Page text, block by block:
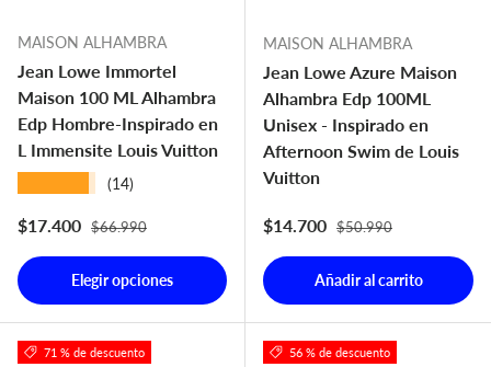
MAISON ALHAMBRA
Jean Lowe Immortel
Maison 100 ML Alhambra
Edp Hombre-Inspirado en
L Immensite Louis Vuitton
(14)
Precio de venta
$17.400 Precio normal
$66.990
Elegir opciones
MAISON ALHAMBRA
Jean Lowe Azure Maison
Alhambra Edp 100ML
Unisex - Inspirado en
Afternoon Swim de Louis
Vuitton
Precio de venta
$14.700 Precio normal
$50.990
Añadir al carrito
71 % de descuento 56 % de descuento